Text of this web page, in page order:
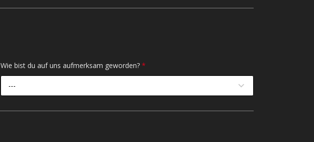
Wie bist du auf uns aufmerksam geworden? *
---